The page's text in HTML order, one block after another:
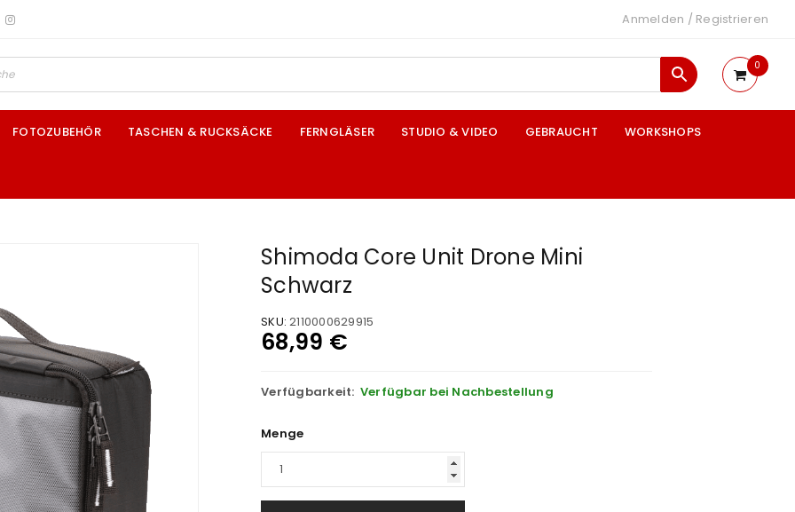
Anmelden / Registrieren
0
FOTOZUBEHÖR TASCHEN & RUCKSÄCKE FERNGLÄSER STUDIO & VIDEO GEBRAUCHT WORKSHOPS
Shimoda Core Unit Drone Mini
Schwarz
SKU: 2110000629915
68,99 €
Verfügbarkeit: Verfügbar bei Nachbestellung
Menge